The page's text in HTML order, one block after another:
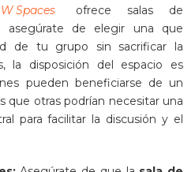
Spaces
ofrece salas de
asegúrate de elegir una que
de tu grupo sin sacrificar la
la disposición del espacio es
pueden beneficiarse de un
que otras podrían necesitar una
para facilitar la discusión y el